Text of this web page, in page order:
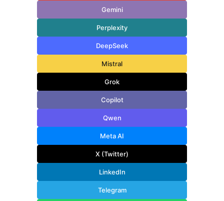
Gemini
Perplexity
DeepSeek
Mistral
Grok
Copilot
Qwen
Meta AI
X (Twitter)
LinkedIn
Telegram